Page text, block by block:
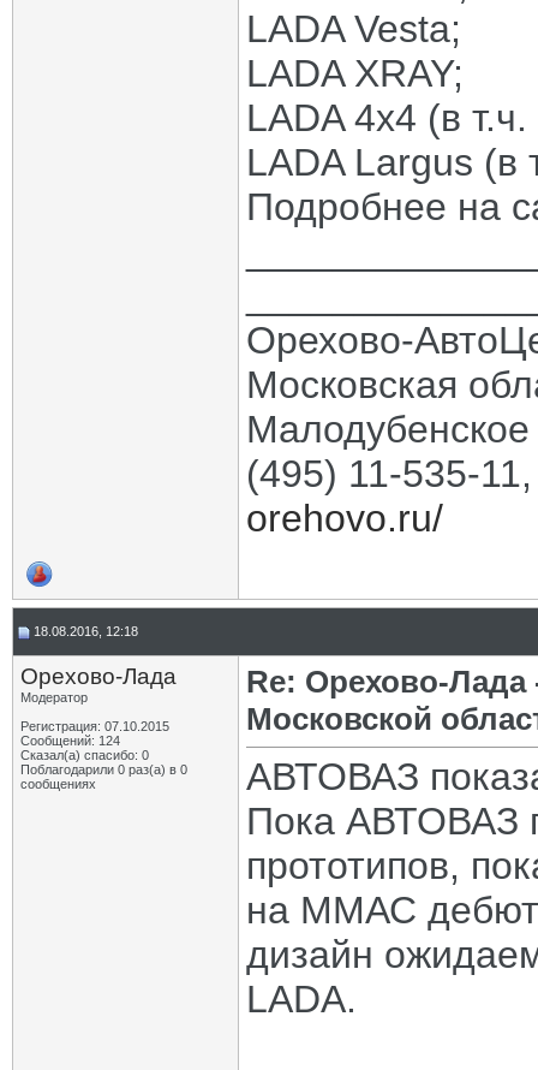
LADA Vesta;
LADA XRAY;
LADA 4x4 (в
LADA Largus (в
Подробнее на
Орехово-
Московская
(495) 11-535-
orehovo.ru/
18.08.2016, 12:18
Орехово-Лада
Модератор
Регистрация: 07.10.2015
Сообщений: 124
Сказал(а) спасибо: 0
Поблагодарили 0 раз(а) в 0
сообщениях
Re: Орехово-
Московской
АВТОВАЗ
Пока АВТОВАЗ
прототипов,
на ММАС
дизайн
LADA.